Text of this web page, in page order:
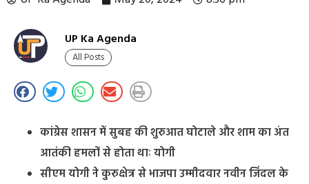
UP Ka Agenda
All Posts
कांग्रेस शासन में सुबह की शुरुआत घोटाले और शाम का अंत
आतंकी हमलों से होता थाः योगी
सीएम योगी ने कुरुक्षेत्र से भाजपा उम्मीदवार नवीन जिंदल के